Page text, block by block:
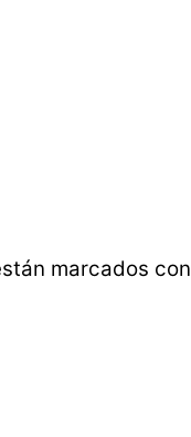
marcados con